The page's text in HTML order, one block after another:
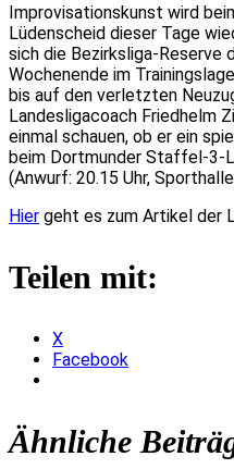
Improvisationskunst wird
Lüdenscheid dieser Tage
sich die Bezirksliga-Reserve
Wochenende im
bis auf den verletzten
Landesligacoach Friedhelm
einmal schauen, ob er ein
beim Dortmunder Staffel-3-
(Anwurf: 20.15 Uhr,
Hier geht es zum Artikel der
Teilen mit:
X
Facebook
Ähnliche